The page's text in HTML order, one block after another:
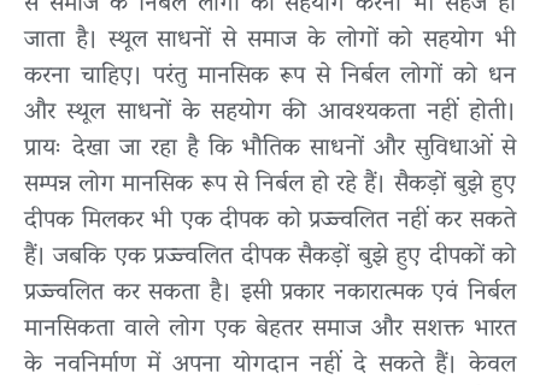
जाता है। स्थूल साधनों से समाज के लोगों को सहयोग भी
करना चाहिए। परंतु मानसिक रूप से निर्बल लोगों को धन
और स्थूल साधनों के सहयोग की आवश्यकता नहीं होती।
प्रायः देखा जा रहा है कि भौतिक साधनों और सुविधाओं से
सम्पन्न लोग मानसिक रूप से निर्बल हो रहे हैं। सैकड़ों बुझे हुए
दीपक मिलकर भी एक दीपक को प्रज्ज्वलित नहीं कर सकते
हैं। जबकि एक प्रज्ज्वलित दीपक सैकड़ों बुझे हुए दीपकों को
प्रज्ज्वलित कर सकता है। इसी प्रकार नकारात्मक एवं निर्बल
मानसिकता वाले लोग एक बेहतर समाज और सशक्त भारत
के नवनिर्माण में अपना योगदान नहीं दे सकते हैं। केवल